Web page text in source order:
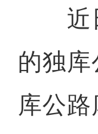
近日
的独
库公